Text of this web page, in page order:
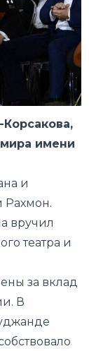
имени
и
Рахмон.
вручил
театра и
за вклад
В
региона